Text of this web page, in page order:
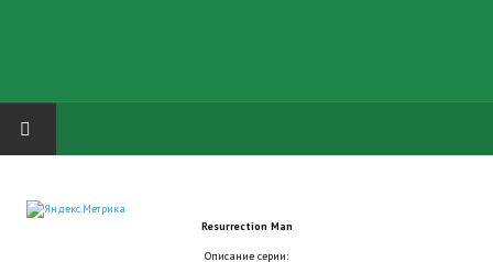
Resurrection Man
Описание серии: